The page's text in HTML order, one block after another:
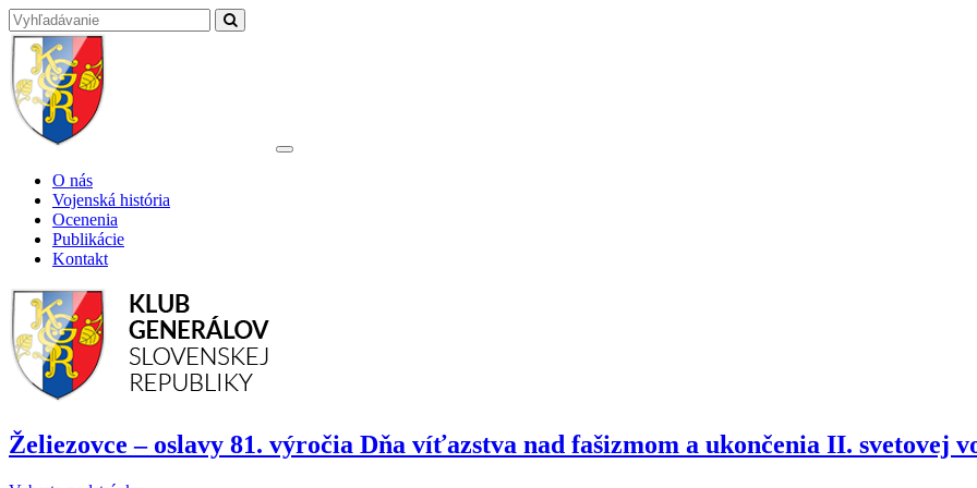
O nás
Vojenská história
Ocenenia
Publikácie
Kontakt
Želiezovce – oslavy 81. výročia Dňa víťazstva nad fašizmom a ukončenia II. svetovej